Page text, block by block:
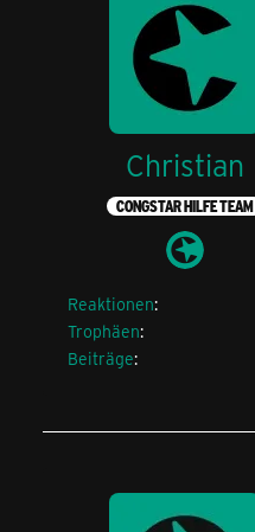
Christian
CONGSTAR HILFE TEAM
Reaktionen
Trophäen
Beiträge